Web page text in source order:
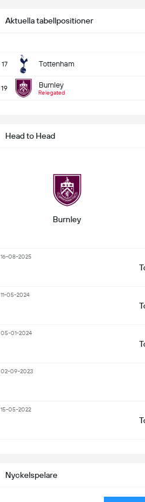
Nyckelspelare
Aktuella tabellpositioner
17 Tottenham
19 Burnley
Relegated
Head to Head
Burnley
16-08-2025
11-05-2024
05-01-2024
02-09-2023
15-05-2022